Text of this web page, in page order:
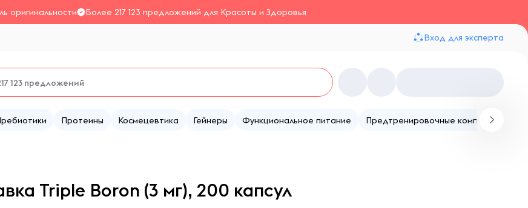
оригинальности Более 217 123 предложений для Красоты и Здоровья
Вход для эксперта
Протеины Космецевтика Гейнеры Функциональное питание Предтренировочные комплексы
Triple Boron (3 мг), 200 капсул